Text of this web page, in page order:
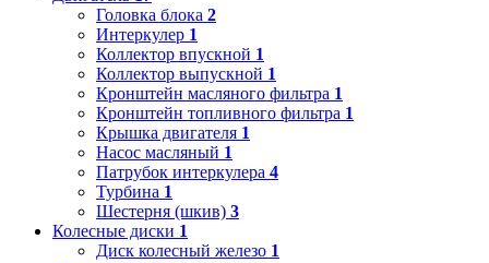
Головка блока 2
Интеркулер 1
Коллектор впускной 1
Коллектор выпускной 1
Кронштейн масляного фильтра 1
Кронштейн топливного фильтра 1
Крышка двигателя 1
Насос масляный 1
Патрубок интеркулера 4
Турбина 1
Шестерня (шкив) 3
Колесные диски 1
Диск колесный железо 1